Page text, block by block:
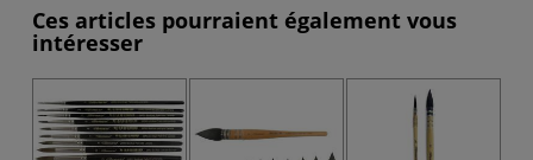
Ces articles pourraient également vous
intéresser